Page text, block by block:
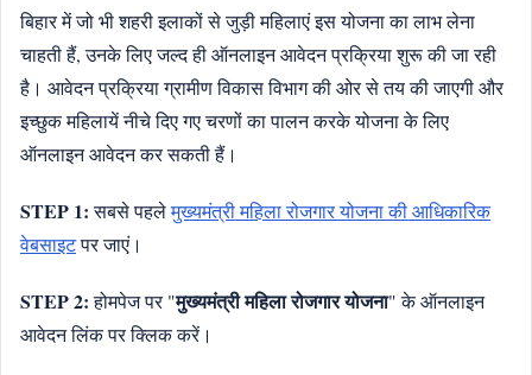
बिहार में जो भी शहरी इलाकों से जुड़ी महिलाएं इस योजना का लाभ लेना
चाहती हैं, उनके लिए जल्द ही ऑनलाइन आवेदन प्रक्रिया शुरू की जा रही
है। आवेदन प्रक्रिया ग्रामीण विकास विभाग की ओर से तय की जाएगी और
इच्छुक महिलायें नीचे दिए गए चरणों का पालन करके योजना के लिए
ऑनलाइन आवेदन कर सकती हैं।
STEP 1:सबसे पहलेमुख्यमंत्री महिला रोजगार योजना की आधिकारिक
वेबसाइटपर जाएं।
STEP 2:होमपेज पर "मुख्यमंत्री महिला रोजगार योजना" के ऑनलाइन
आवेदन लिंक पर क्लिक करें।